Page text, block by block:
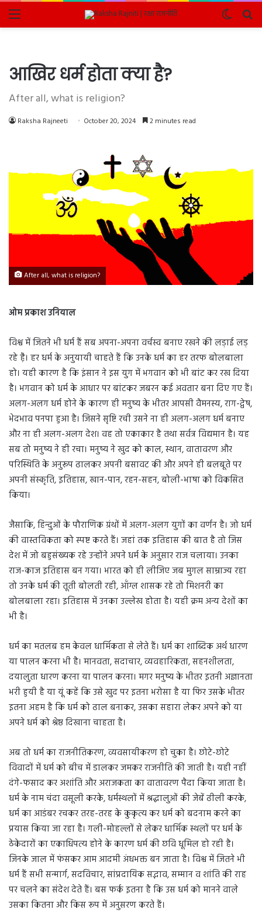
Menu
Switch
skin
आखिर धर्म होता क्या है?
After all, what is religion?
Raksha Rajneeti October 20, 2024 2 minutes read
After all, what is religion?
ओम प्रकाश उनियाल
विश्व में जितने भी धर्म हैं सब अपना-अपना वर्चस्व बनाए रखने की लड़ाई लड़
रहे है़ं। हर धर्म के अनुयायी चाहते हैं कि उनके धर्म का हर तरफ बोलबाला
हो। यही कारण है कि इंसान ने इस युग में भगवान को भी बांट कर रख दिया
है। भगवान को धर्म के आधार पर बांटकर जबरन कई अवतार बना दिए गए हैं।
अलग-अलग धर्म होने के कारण ही मनुष्य के भीतर आपसी वैमनस्य, राग-द्वेष,
भेदभाव पनपा हुआ है। जिसने सृष्टि रची उसने ना ही अलग-अलग धर्म बनाए
और ना ही अलग-अलग देश। वह तो एकाकार है तथा सर्वत्र विद्यमान है। यह
सब तो मनुष्य ने ही रचा। मनुष्य ने खुद को काल, स्थान, वातावरण और
परिस्थिति के अनुरूप ढालकर अपनी बसावट की और अपने ही बलबूते पर
अपनी संस्कृति, इतिहास, खान-पान, रहन-सहन, बोली-भाषा को विकसित
किया।
जैसाकि, हिन्दुओं के पौराणिक ग्रंथों में अलग-अलग युगों का वर्णन है। जो धर्म
की वास्तविकता को स्पष्ट करते हैं। जहां तक इतिहास की बात है तो जिस
देश में जो बहुसंख्यक रहे उन्होंने अपने धर्म के अनुसार राज चलाया। उनका
राज-काज इतिहास बन गया। भारत को ही लीजिए जब मुगल साम्राज्य रहा
तो उनके धर्म की तूती बोलती रही, ऑंग्ल शासक रहे तो मिशनरी का
बोलबाला रहा। इतिहास में उनका उल्लेख होता है। यही क्रम अन्य देशों का
भी है।
धर्म का मतलब हम केवल धार्मिकता से लेते हैं। धर्म का शाब्दिक अर्थ धारण
या पालन करना भी है। मानवता, सदाचार, व्यवहारिकता, सहनशीलता,
दयालुता धारण करना या पालन करना। मगर मनुष्य के भीतर इतनी अज्ञानता
भरी हुयी है या यूं कहें कि उसे खुद पर इतना भरोसा है या फिर उसके भीतर
इतना अहम है कि धर्म को ढाल बनाकर, उसका सहारा लेकर अपने को या
अपने धर्म को श्रेष्ठ दिखाना चाहता है।
अब तो धर्म का राजनीतिकरण, व्यवसायीकरण हो चुका है। छोटे-छोटे
विवादों में धर्म को बीच में डालकर जमकर राजनीति की जाती है। यही नहीं
दंगे-फसाद कर अशांति और अराजकता का वातावरण पैदा किया जाता है।
धर्म के नाम चंदा वसूली करके, धर्मस्थलों में श्रद्धालुओं की जेबें ढीली करके,
धर्म का आडंबर रचकर तरह-तरह के कुकृत्य कर धर्म को बदनाम करने का
प्रयास किया जा रहा है। गली-मोहल्लों से लेकर धार्मिक स्थलों पर धर्म के
ठेकेदारों का एकाधिपत्य होने के कारण धर्म की छवि धूमिल हो रही है।
जिनके जाल में फंसकर आम आदमी अंधभक्त बन जाता है। विश्व में जितने भी
धर्म हैं सभी सन्मार्ग, सदविचार, सांप्रदायिक सद्भाव, सम्मान व शांति की राह
पर चलने का संदेश देते हैं। बस फर्क इतना है कि उस धर्म को मानने वाले
उसका कितना और किस रूप में अनुसरण करते हैं।